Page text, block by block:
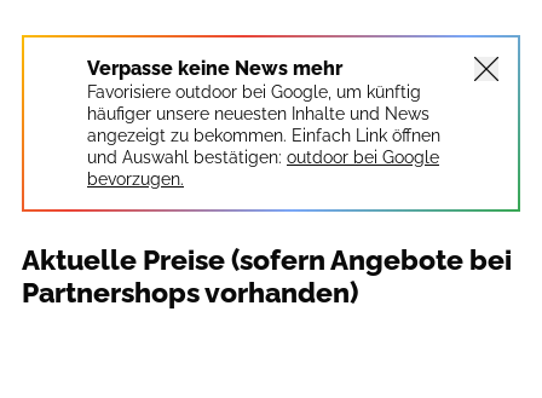
Verpasse keine News mehr
Favorisiere outdoor bei Google, um künftig
häufiger unsere neuesten Inhalte und News
angezeigt zu bekommen. Einfach Link öffnen
und Auswahl bestätigen: outdoor bei Google
bevorzugen.
Aktuelle Preise (sofern Angebote bei
Partnershops vorhanden)